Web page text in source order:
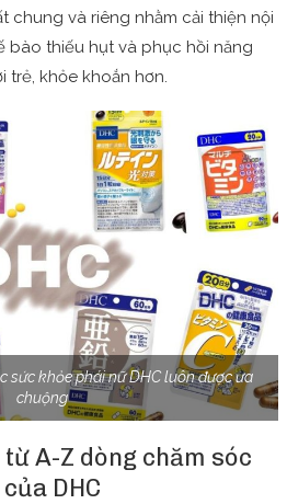
chung và riêng nhằm cải thiện nội
bào thiếu hụt và phục hồi năng
trẻ, khỏe khoắn hơn.
sức khỏe phái nữ DHC luôn được ưa
chuộng
A-Z dòng chăm sóc
DHC